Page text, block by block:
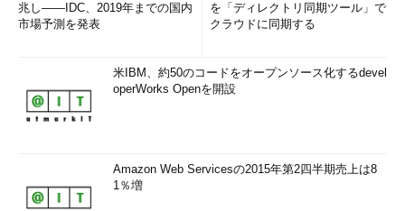
兆し――IDC、2019年までの国内
市場予測を発表
を「ディレクトリ同期ツール」で
クラウドに同期する
米IBM、約50のコードをオープンソース化するdevel
operWorks Openを開設
Amazon Web Servicesの2015年第2四半期売上は8
1％増